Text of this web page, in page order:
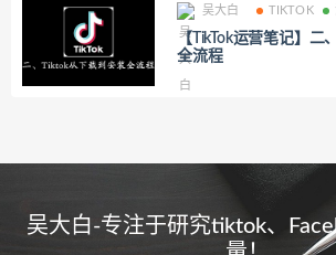
吴大白 TIKTOK
【TikTok运营笔记】二
全流程
吴大白-专注于研究tiktok、